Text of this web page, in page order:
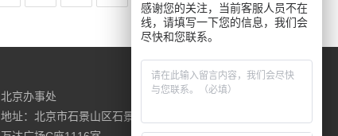
北京办事处
地址：北京市石景山区石景山路18号
请联系我们
感谢您的关注，当前客服人员不在
线，请填写一下您的信息，我们会
尽快和您联系。